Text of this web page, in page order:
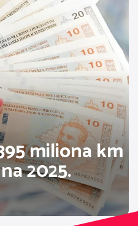
miliona km
2025.